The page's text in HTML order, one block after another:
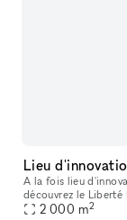
A la fois lieu
découvrez le Liberté
taille au coeur de
2 000 m2